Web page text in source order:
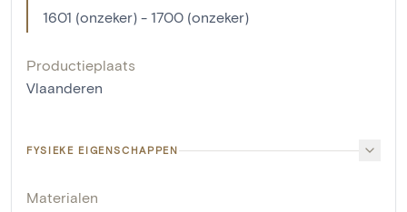
1601 (onzeker) - 1700 (onzeker)
Productieplaats
Vlaanderen
FYSIEKE EIGENSCHAPPEN
Materialen